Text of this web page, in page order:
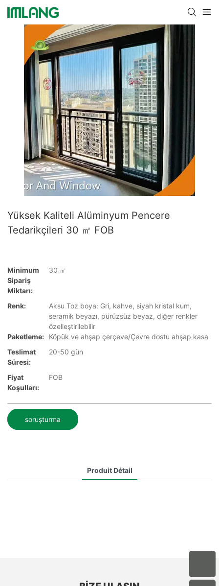
Yüksek Kaliteli Alüminyum Pencere
Tedarikçileri 30 ㎡ FOB
Minimum
Sipariş
Miktarı:
30 ㎡
Renk:
Aksu Toz boya: Gri, kahve, siyah kristal kum,
seramik beyazı, pürüzsüz beyaz, diğer renkler
özelleştirilebilir
Paketleme:
Köpük ve ahşap çerçeve/Çevre dostu ahşap kasa
Teslimat
Süresi:
20-50 gün
Fiyat
Koşulları:
FOB
soruşturma
Produit Détail